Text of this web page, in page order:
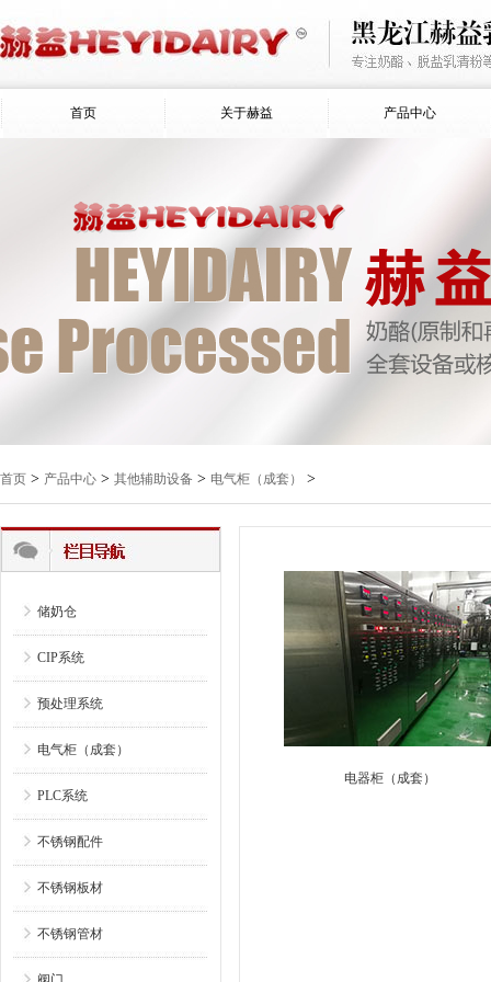
首页 关于赫益 产品中心
首页 > 产品中心 > 其他辅助设备 > 电气柜（成套） >
储奶仓
CIP系统
预处理系统
电气柜（成套）
PLC系统
不锈钢配件
不锈钢板材
不锈钢管材
电器柜（成套）